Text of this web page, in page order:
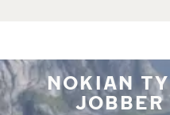
NOKIAN